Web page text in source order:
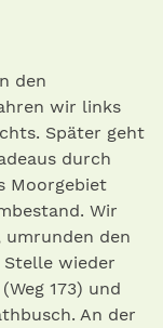
den
wir links
Später geht
durch
Moorgebiet
Wir
umrunden den
wieder
173) und
An der